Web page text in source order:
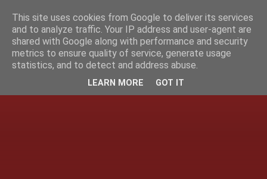
This site uses cookies from Google to deliver its services
and to analyze traffic. Your IP address and user-agent are
shared with Google along with performance and security
metrics to ensure quality of service, generate usage
statistics, and to detect and address abuse.
LEARN MORE GOT IT